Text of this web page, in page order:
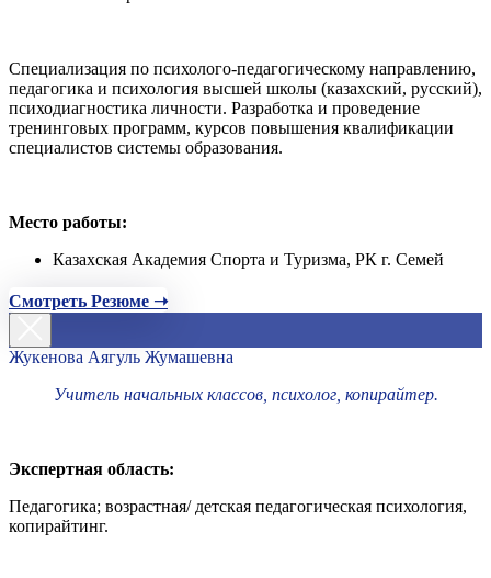
Специализация по психолого-педагогическому направлению,
педагогика и психология высшей школы (казахский, русский),
психодиагностика личности. Разработка и проведение
тренинговых программ, курсов повышения квалификации
специалистов системы образования.
Место работы:
Казахская Академия Спорта и Туризма, РК г. Семей
Смотреть Резюме ➝
Жукенова Аягуль Жумашевна
Учитель начальных классов, психолог, копирайтер.
Экспертная область:
Педагогика; возрастная/ детская педагогическая психология,
копирайтинг.